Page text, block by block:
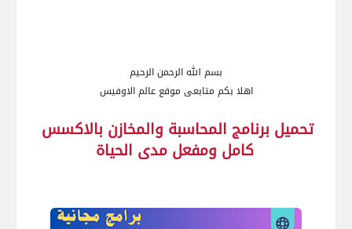
بسم الله الرحمن الرحيم
اهلا بكم متابعى موقع عالم الاوفيس
تحميل برنامج المحاسبة والمخازن بالاكسس
كامل ومفعل مدى الحياة